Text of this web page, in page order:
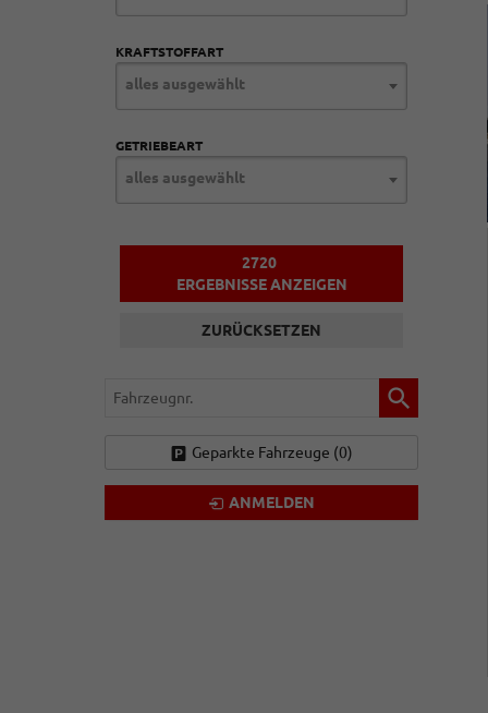
KRAFTSTOFFART
alles ausgewählt
GETRIEBEART
alles ausgewählt
2720
ERGEBNISSE ANZEIGEN
ZURÜCKSETZEN
Fahrzeugnr.
Geparkte Fahrzeuge (0)
ANMELDEN